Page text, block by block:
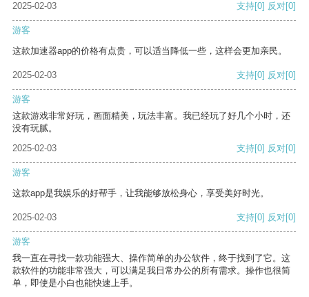
2025-02-03
支持[0] 反对[0]
游客
这款加速器app的价格有点贵，可以适当降低一些，这样会更加亲民。
2025-02-03 支持[0] 反对[0]
游客
这款游戏非常好玩，画面精美，玩法丰富。我已经玩了好几个小时，还
没有玩腻。
2025-02-03
支持[0] 反对[0]
游客
这款app是我娱乐的好帮手，让我能够放松身心，享受美好时光。
2025-02-03 支持[0] 反对[0]
游客
我一直在寻找一款功能强大、操作简单的办公软件，终于找到了它。这
款软件的功能非常强大，可以满足我日常办公的所有需求。操作也很简
单，即使是小白也能快速上手。